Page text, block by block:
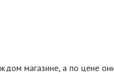
магазине, а по цене